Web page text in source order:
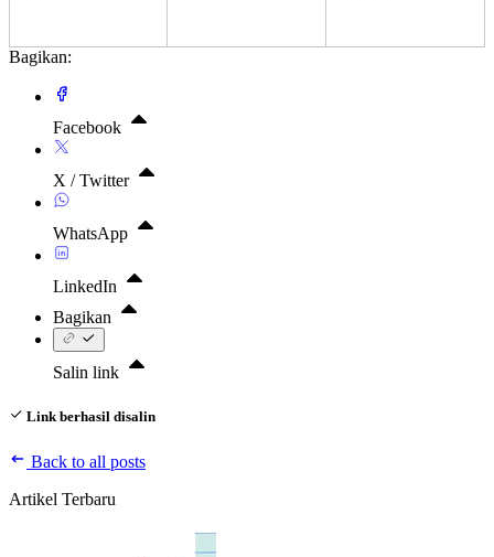
Bagikan:
Facebook
X / Twitter
WhatsApp
LinkedIn
Bagikan
Salin link
Link berhasil disalin
Back to all posts
Artikel Terbaru